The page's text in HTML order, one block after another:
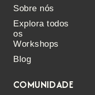
Sobre nós
Explora todos
os
Workshops
Blog
COMUNIDADE